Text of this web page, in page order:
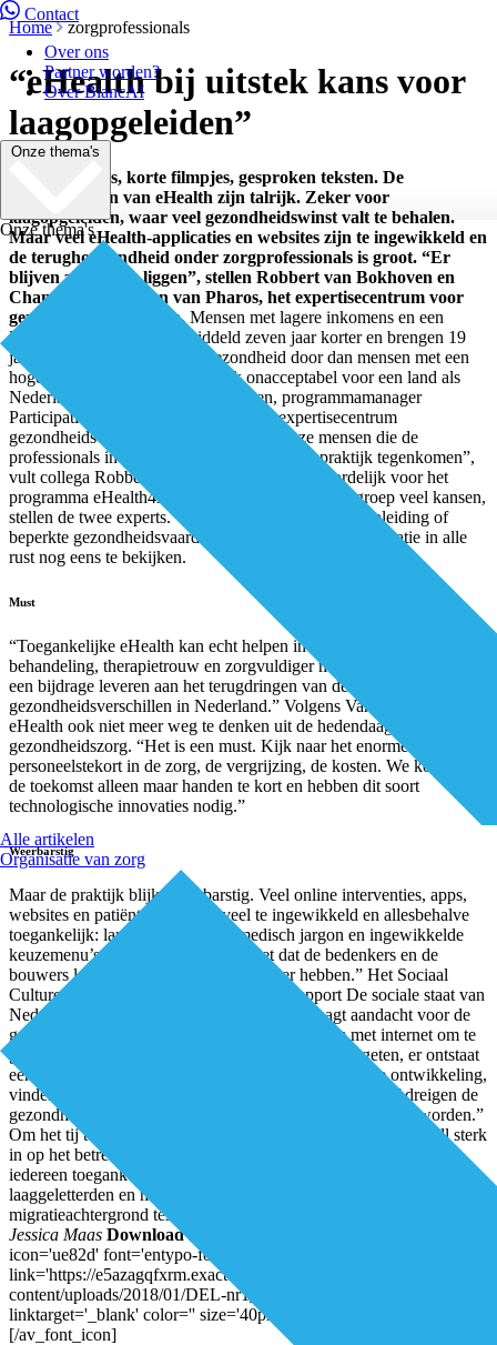
Contact
Over ons
Partner worden?
Over BiancAI
Onze thema's
Onze thema's
Alle artikelen
Organisatie van zorg
Home zorgprofessionals
“eHealth bij uitstek kans voor
laagopgeleiden”
Grotere letters, korte filmpjes, gesproken teksten. De
mogelijkheden van eHealth zijn talrijk. Zeker voor
laagopgeleiden, waar veel gezondheidswinst valt te behalen.
Maar veel eHealth-applicaties en websites zijn te ingewikkeld en
de terughoudendheid onder zorgprofessionals is groot. “Er
blijven zo kansen liggen”, stellen Robbert van Bokhoven en
Chandra Verstappen van Pharos, het expertisecentrum voor
gezondheidsverschillen. Mensen met lagere inkomens en een
lagere opleiding leven gemiddeld zeven jaar korter en brengen 19
jaar in minder goed ervaren gezondheid door dan mensen met een
hoge opleiding. “Dat is natuurlijk onacceptabel voor een land als
Nederland”, stelt Chandra Verstappen, programmamanager
Participatie & Eigen Regie bij Pharos, expertisecentrum
gezondheidsverschillen. “Het zijn juist deze mensen die de
professionals in de eerste lijn dagelijks in de praktijk tegenkomen”,
vult collega Robbert van Bokhoven, verantwoordelijk voor het
programma eHealth4All, aan. eHealth biedt deze groep veel kansen,
stellen de twee experts. Voor mensen met een lage opleiding of
beperkte gezondheidsvaardigheden is het prettig informatie in alle
rust nog eens te bekijken.
Must
“Toegankelijke eHealth kan echt helpen in een effectievere
behandeling, therapietrouw en zorgvuldiger medicijngebruik. En zo
een bijdrage leveren aan het terugdringen van de grote
gezondheidsverschillen in Nederland.” Volgens Van Bokhoven is
eHealth ook niet meer weg te denken uit de hedendaagse
gezondheidszorg. “Het is een must. Kijk naar het enorme
personeelstekort in de zorg, de vergrijzing, de kosten. We komen in
de toekomst alleen maar handen te kort en hebben dit soort
technologische innovaties nodig.”
Weerbarstig
Maar de praktijk blijkt weerbarstig. Veel online interventies, apps,
websites en patiëntportals zijn veel te ingewikkeld en allesbehalve
toegankelijk: lange lappen tekst, medisch jargon en ingewikkelde
keuzemenu’s. Van Bokhoven: “Je ziet dat de bedenkers en de
bouwers laagopgeleiden niet in het vizier hebben.” Het Sociaal
Cultureel Planbureau (SCP) komt in het rapport De sociale staat van
Nederland 2017 tot dezelfde conclusie en vraagt aandacht voor de
groep voor wie het moeilijk of onmogelijk is om met internet om te
gaan. ‘Onze informatiesamenleving lijkt hen te vergeten, er ontstaat
een digitale kloof’, aldus het SCP. Een zorgwekkende ontwikkeling,
vinden Van Bokhoven en Verstappen. “Door deze kloof dreigen de
gezondheidsverschillen in Nederland alleen maar groter te worden.”
Om het tij te keren, zet Pharos met het programma eHealth4All sterk
in op het betrekken van gebruikersgroepen om eHealth voor
iedereen toegankelijk te maken. Mensen met een lage opleiding,
laaggeletterden en mensen met vluchtelingen- of
migratieachtergrond testen zelf toepassingen en websites.
Jessica Maas Download het volledige artikel hier:
icon='ue82d' font='entypo-fontello' style='' caption=''
link='https://e5azagqfxrm.exactdn.com/wp-
content/uploads/2018/01/DEL-nr1_2018_Pharos_LR.pdf'
linktarget='_blank' color='' size='40px' position='left']
[/av_font_icon]